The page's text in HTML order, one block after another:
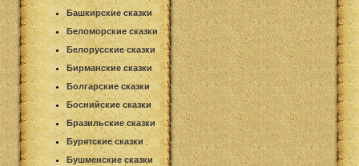
Башкирские сказки
Беломорские сказки
Белорусские сказки
Бирманские сказки
Болгарские сказки
Боснийские сказки
Бразильские сказки
Бурятские сказки
Бушменские сказки